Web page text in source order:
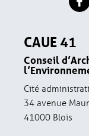
CAUE 41
Conseil
Cité
34 avenue
41000 Blois